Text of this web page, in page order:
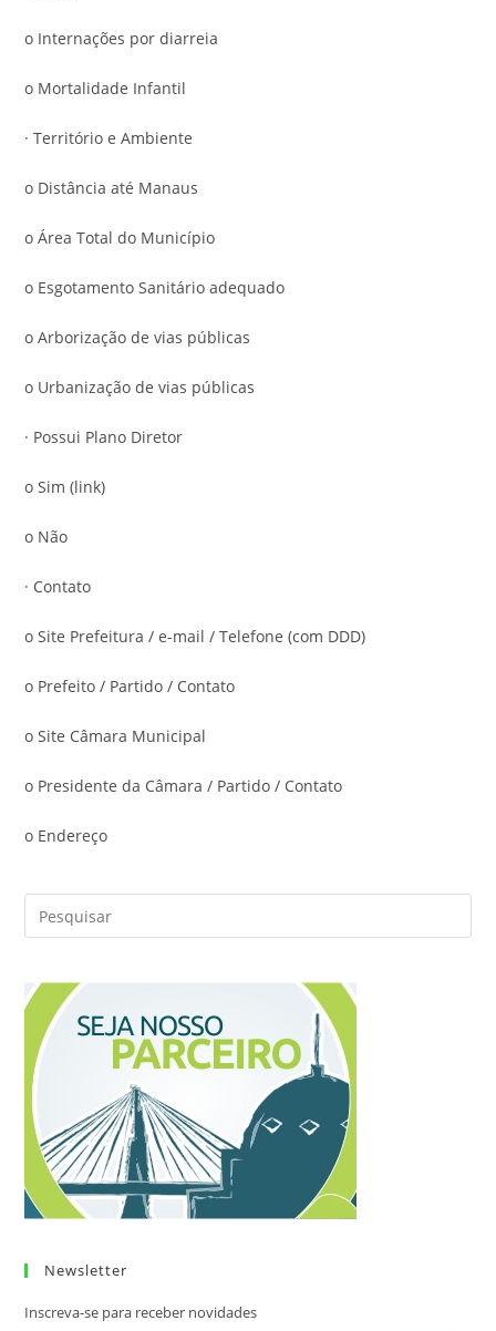
o Internações por diarreia
o Mortalidade Infantil
· Território e Ambiente
o Distância até Manaus
o Área Total do Município
o Esgotamento Sanitário adequado
o Arborização de vias públicas
o Urbanização de vias públicas
· Possui Plano Diretor
o Sim (link)
o Não
· Contato
o Site Prefeitura / e-mail / Telefone (com DDD)
o Prefeito / Partido / Contato
o Site Câmara Municipal
o Presidente da Câmara / Partido / Contato
o Endereço
Newsletter
Inscreva-se para receber novidades